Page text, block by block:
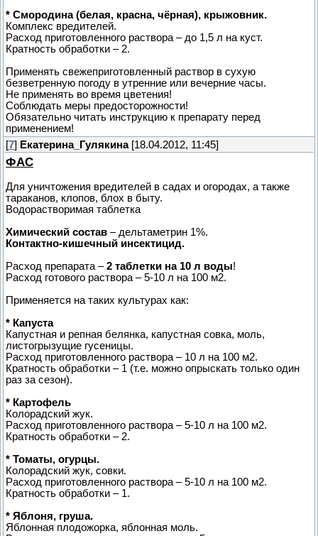
* Смородина (белая, красна, чёрная), крыжовник.
Комплекс вредителей.
Расход приготовленного раствора – до 1,5 л на куст.
Кратность обработки – 2.
Применять свежеприготовленный раствор в сухую
безветренную погоду в утренние или вечерние часы.
Не применять во время цветения!
Соблюдать меры предосторожности!
Обязательно читать инструкцию к препарату перед
применением!
[7] Екатерина_Гулякина[18.04.2012, 11:45]
ФАС
Для уничтожения вредителей в садах и огородах, а также
тараканов, клопов, блох в быту.
Водорастворимая таблетка
Химический состав – дельтаметрин 1%.
Контактно-кишечный инсектицид.
Расход препарата –2 таблетки на 10 л воды!
Расход готового раствора – 5-10 л на 100 м2.
Применяется на таких культурах как:
* Капуста
Капустная и репная белянка, капустная совка, моль,
листогрызущие гусеницы.
Расход приготовленного раствора – 10 л на 100 м2.
Кратность обработки – 1 (т.е. можно опрыскать только один
раз за сезон).
* Картофель
Колорадский жук.
Расход приготовленного раствора – 5-10 л на 100 м2.
Кратность обработки – 2.
* Томаты, огурцы.
Колорадский жук, совки.
Расход приготовленного раствора – 5-10 л на 100 м2.
Кратность обработки – 1.
* Яблоня, груша.
Яблонная плодожорка, яблонная моль.